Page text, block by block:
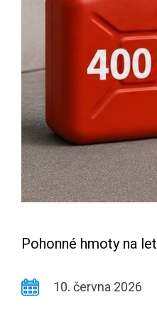
Pohonné hmoty na
10. června 2026